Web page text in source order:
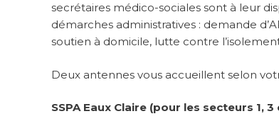
secrétaires médico-sociales sont à leur
démarches administratives : demande
soutien à domicile, lutte contre
Deux antennes vous accueillent selon
SSPA Eaux Claire (pour les secteurs 1, 3